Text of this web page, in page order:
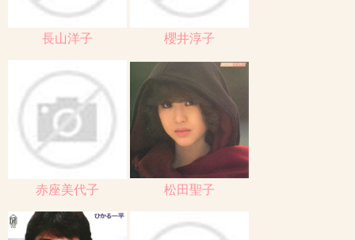
長山洋子 櫻井淳子
赤座美代子 松田聖子